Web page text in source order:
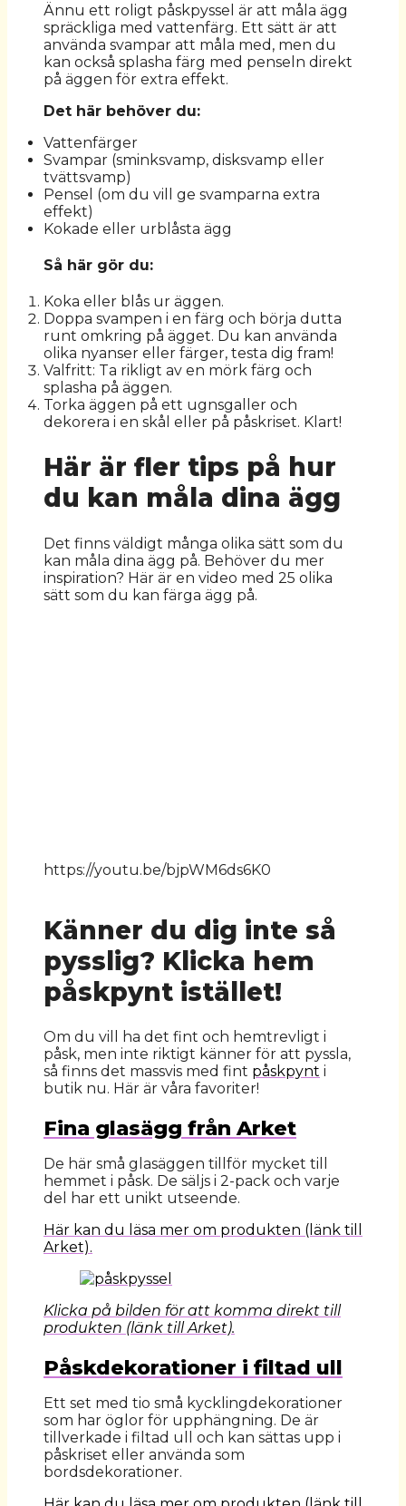
Ännu ett roligt påskpyssel är att måla ägg
spräckliga med vattenfärg. Ett sätt är att
använda svampar att måla med, men du
kan också splasha färg med penseln direkt
på äggen för extra effekt.
Det här behöver du:
Vattenfärger
Svampar (sminksvamp, disksvamp eller
tvättsvamp)
Pensel (om du vill ge svamparna extra
effekt)
Kokade eller urblåsta ägg
Så här gör du:
Koka eller blås ur äggen.
Doppa svampen i en färg och börja dutta
runt omkring på ägget. Du kan använda
olika nyanser eller färger, testa dig fram!
Valfritt: Ta rikligt av en mörk färg och
splasha på äggen.
Torka äggen på ett ugnsgaller och
dekorera i en skål eller på påskriset. Klart!
Här är fler tips på hur
du kan måla dina ägg
Det finns väldigt många olika sätt som du
kan måla dina ägg på. Behöver du mer
inspiration? Här är en video med 25 olika
sätt som du kan färga ägg på.
https://youtu.be/bjpWM6ds6K0
Känner du dig inte så
pysslig? Klicka hem
påskpynt istället!
Om du vill ha det fint och hemtrevligt i
påsk, men inte riktigt känner för att pyssla,
så finns det massvis med fint påskpynt i
butik nu. Här är våra favoriter!
Fina glasägg från Arket
De här små glasäggen tillför mycket till
hemmet i påsk. De säljs i 2-pack och varje
del har ett unikt utseende.
Här kan du läsa mer om produkten (länk till
Arket).
Klicka på bilden för att komma direkt till
produkten (länk till Arket).
Påskdekorationer i filtad ull
Ett set med tio små kycklingdekorationer
som har öglor för upphängning. De är
tillverkade i filtad ull och kan sättas upp i
påskriset eller använda som
bordsdekorationer.